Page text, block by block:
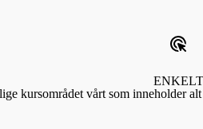
ENKELT
kursområdet vårt som inneholder alt